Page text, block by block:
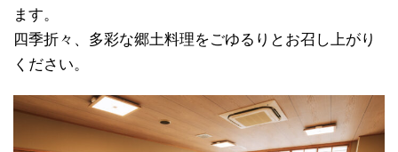
ます。
四季折々、多彩な郷土料理をごゆるりとお召し上がり
ください。